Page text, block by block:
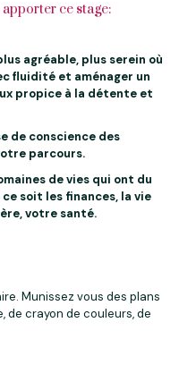
ce stage:
agréable, plus serein où
fluidité et aménager un
propice à la détente et
de conscience des
parcours.
de vies qui ont du
soit les finances, la vie
votre santé.
Munissez vous des plans
de crayon de couleurs, de